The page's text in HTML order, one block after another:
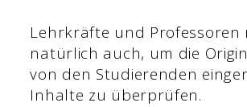
Lehrkräfte und Professoren
natürlich auch, um die
von den Studierenden
Inhalte zu überprüfen.